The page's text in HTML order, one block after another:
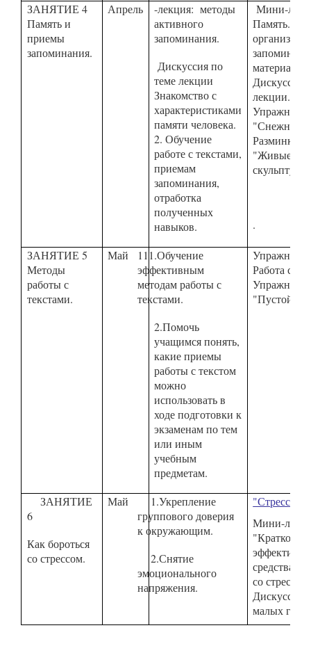
ЗАНЯТИЕ 4
Память и
приемы
запоминания.
Апрель -лекция: методы
активного
запоминания.
Дискуссия по
теме лекции
Знакомство с
характеристиками
памяти человека.
2. Обучение
работе с текстами,
приемам
запоминания,
отработка
полученных
навыков.
Мини-
Память.
материала.
Дискуссия
лекции.
"Снежный
Разминка
"Живые
.
ЗАНЯТИЕ 5
Методы
работы с
текстами.
Май
111.Обучение
эффективным
методам работы с
текстами.
2.Помочь
учащимся понять,
какие приемы
работы с текстом
можно
использовать в
ходе подготовки к
экзаменам по тем
или иным
учебным
предметам.
Работа с
"Пустой
ЗАНЯТИЕ
6
Как бороться
со стрессом.
Май
1.Укрепление
группового доверия
к окружающим.
2.Снятие
эмоционального
напряжения.
"Стресс-
Мини-
средства
со
Дискуссия
малых